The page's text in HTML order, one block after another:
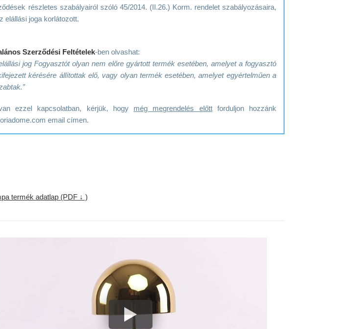
részletes szabályairól szóló 45/2014. (II.26.) Korm. rendelet szabályozásaira,
elállási joga korlátozott.
Szerződési Feltételek-ben olvashat:
jog Fogyasztót olyan nem előre gyártott termék esetében, amelyet a fogyasztó
kérésére állítottak elő, vagy olyan termék esetében, amelyet egyértelműen a
ezzel kapcsolatban, kérjük, hogy még megrendelés előttforduljon hozzánk
email címen.
termék adatlap (PDF ↓ )